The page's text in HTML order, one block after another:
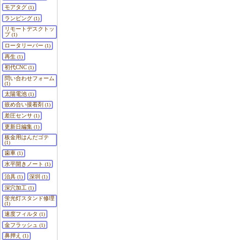
モアタグ(1)
ランピング(1)
リモートデスクトッ
プ(1)
ロータリーバー (1)
再生 (1)
初代CNC(1)
問い合わせフォーム
(1)
太陽電池(1)
嵌め合い接着剤 (1)
差圧センサ(1)
更新日編集(1)
板金用はんだゴテ
(1)
歯車(1)
水平開きノート (1)
治具(1) 深圳 (1)
深穴加工 (1)
蛍光灯スタンド修理
(1)
速度フィルタ (1)
金フラッシュ (1)
鼻押え (1)